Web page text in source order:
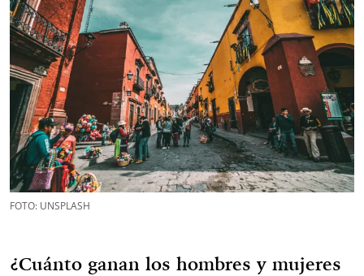
FOTO: UNSPLASH
¿Cuánto ganan los hombres y mujeres